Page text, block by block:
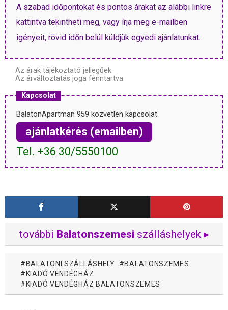
A szabad időpontokat és pontos árakat az alábbi linkre
kattintva tekintheti meg, vagy írja meg e-mailben
igényeit, rövid időn belül küldjük egyedi ajánlatunkat.
Az árak tájékoztató jellegűek.
Az árváltoztatás joga fenntartva.
Kapcsolat
BalatonApartman 959 közvetlen kapcsolat
ajánlatkérés (emailben)
Tel. +36 30/5550100
további Balatonszemesi szálláshelyek ▸
BALATONI SZÁLLÁSHELY
BALATONSZEMES
KIADÓ VENDÉGHÁZ
KIADÓ VENDÉGHÁZ BALATONSZEMES